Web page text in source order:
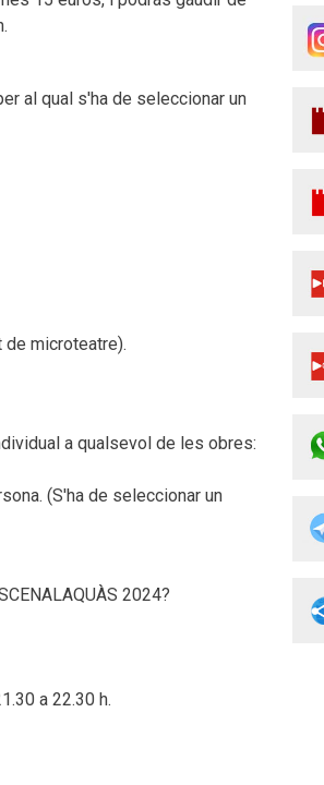
al qual s'ha de seleccionar un
de microteatre).
a qualsevol de les obres:
(S'ha de seleccionar un
2024?
a 22.30 h.